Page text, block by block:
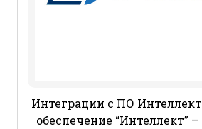
Интеграции с ПО
обеспечение “Интеллект”